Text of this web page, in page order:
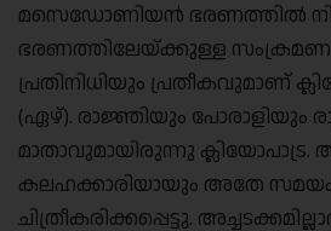
മസെഡോണിയൻ ഭരണത്തിൽ
ഭരണത്തിലേയ്ക്കുള്ള സംക്രമണ
പ്രതിനിധിയും പ്രതീകവുമാണ്
(ഏഴ്). രാജ്ഞിയും പോരാളിയും
മാതാവുമായിരുന്നു
കലഹക്കാരിയായും അതേ
ചിത്രീകരിക്കപ്പെട്ടു.